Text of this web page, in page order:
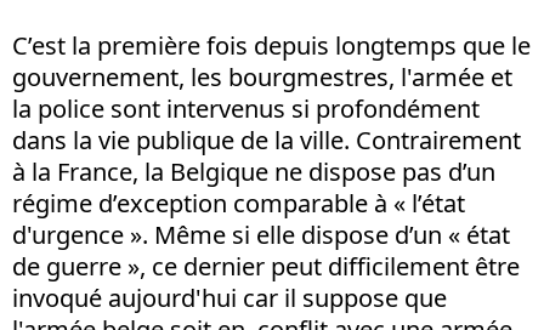
C’est la première fois depuis longtemps que le
gouvernement, les bourgmestres, l'armée et
la police sont intervenus si profondément
dans la vie publique de la ville. Contrairement
à la France, la Belgique ne dispose pas d’un
régime d’exception comparable à « l’état
d'urgence ». Même si elle dispose d’un « état
de guerre », ce dernier peut difficilement être
invoqué aujourd'hui car il suppose que